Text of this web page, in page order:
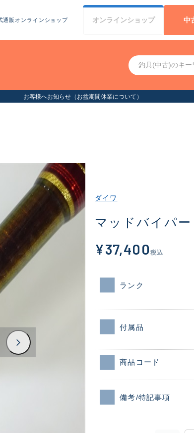
通販オンラインショップ オンラインショップ 中
お客様へお知らせ（お盆期間休業について）
ダイワ
マッドバイパ
¥37,400 税込
ランク
付属品
商品コード
備考/特記事項